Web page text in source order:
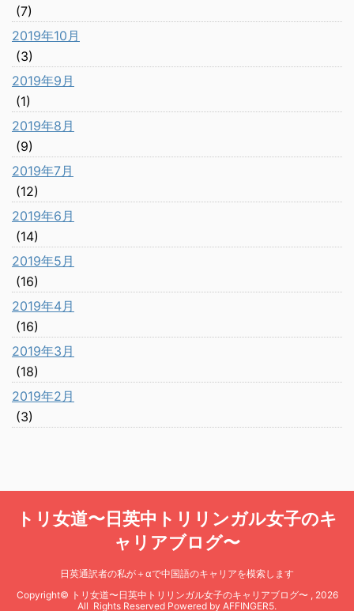
(7)
2019年10月
(3)
2019年9月
(1)
2019年8月
(9)
2019年7月
(12)
2019年6月
(14)
2019年5月
(16)
2019年4月
(16)
2019年3月
(18)
2019年2月
(3)
トリ女道〜日英中トリリンガル女子のキ
ャリアブログ〜
日英通訳者の私が＋αで中国語のキャリアを模索します
Copyright© トリ女道〜日英中トリリンガル女子のキャリアブログ〜 , 2026
All Rights Reserved Powered by AFFINGER5.